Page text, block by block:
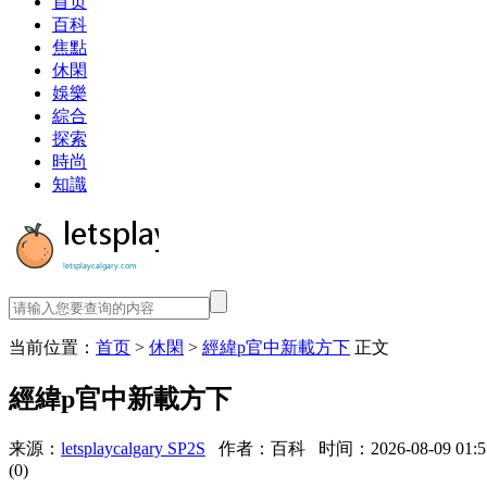
百科
焦點
休閑
娛樂
綜合
探索
時尚
知識
当前位置： 首页 > 休閑 > 經緯p官中新載方下 正文
經緯p官中新載方下
来源： letsplaycalgary SP2S 作者：百科
时间：2026-08-09
(0)